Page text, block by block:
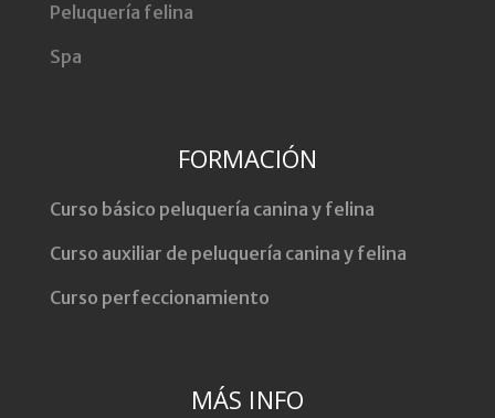
Peluquería felina
Spa
FORMACIÓN
Curso básico peluquería canina y felina
Curso auxiliar de peluquería canina y felina
Curso perfeccionamiento
MÁS INFO